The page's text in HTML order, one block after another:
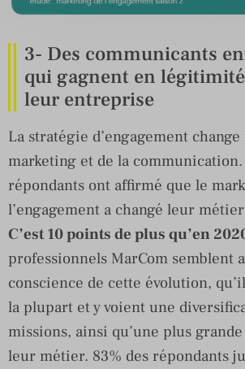
3- Des communicants
qui gagnent en
leur entreprise
La stratégie d’engagement
marketing et de la communication.
répondants ont affirmé que le
l’engagement a changé leur
C’est 10 points de plus qu’en
professionnels MarCom semblent
conscience de cette évolution,
la plupart et y voient une
missions, ainsi qu’une plus
leur métier. 83% des répondants